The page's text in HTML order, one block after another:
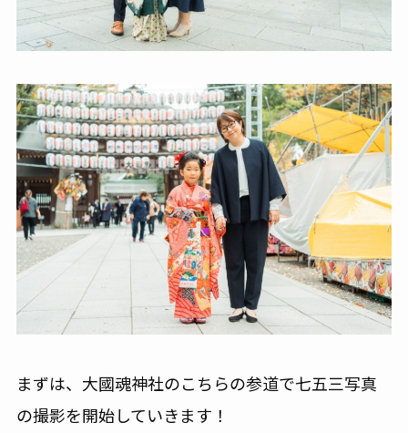
まずは、大國魂神社のこちらの参道で七五三写真
の撮影を開始していきます！